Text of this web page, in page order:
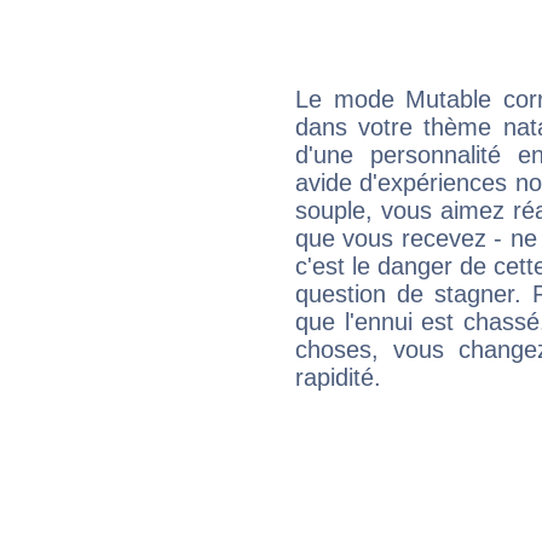
Le mode Mutable
dans votre thème
d'une personnalité
avide d'expériences
souple, vous aimez
que vous recevez -
c'est le danger de
question de stagner.
que l'ennui est
choses, vous
rapidité.